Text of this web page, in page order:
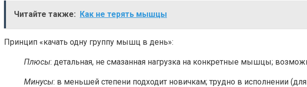
Читайте также: Как не терять мышцы
Принцип «качать одну группу мышц в день»:
Плюсы: детальная, не смазанная нагрузка на конкретные мышцы;
Минусы: в меньшей степени подходит новичкам; трудно в исполнении